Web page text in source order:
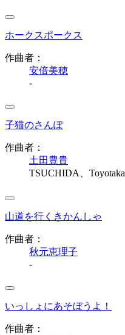
ホークスポークス
作曲者：
安倍美穂
-
子猫のさんぽ
作曲者：
土田豊貴
TSUCHIDA、Toyotaka
山道を行くきかんしゃ
作曲者：
秋元恵理子
-
いっしょにあそぼうよ！
作曲者：